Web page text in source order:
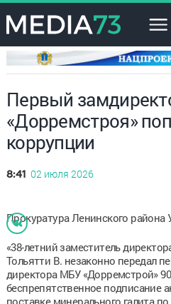
×
Первый
«Дорремстроя»
коррупции
8:41 02 июля 2026
Прокуратура Ленинского района
«38-летний заместитель
Тольятти В. незаконно передал
директора МБУ «Дорремстрой»
беспрепятственное подписание
поставке минерального галита